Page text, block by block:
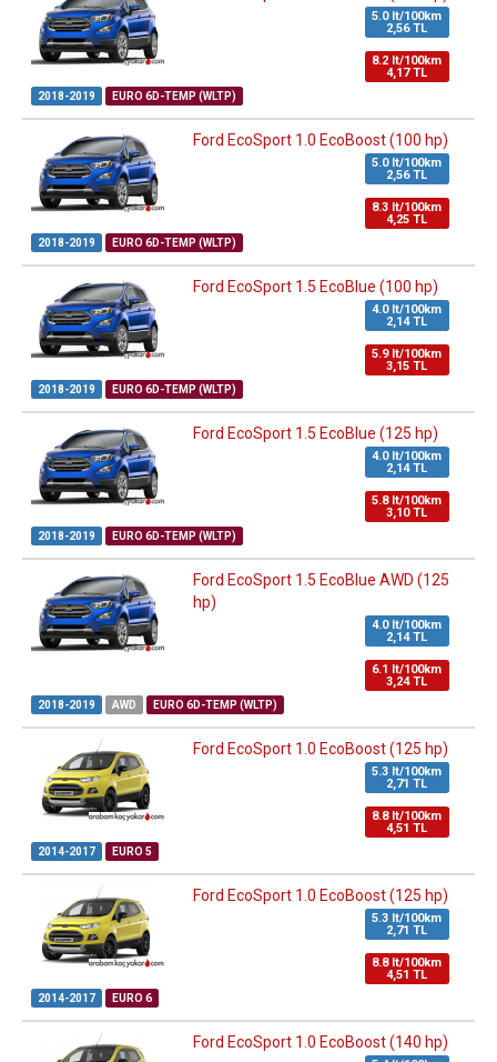
5.0 lt/100km
2,56 TL
8.2 lt/100km
4,17 TL
2018-2019 EURO 6D-TEMP (WLTP)
Ford EcoSport 1.0 EcoBoost (100 hp)
5.0 lt/100km
2,56 TL
8.3 lt/100km
4,25 TL
2018-2019 EURO 6D-TEMP (WLTP)
Ford EcoSport 1.5 EcoBlue (100 hp)
4.0 lt/100km
2,14 TL
5.9 lt/100km
3,15 TL
2018-2019 EURO 6D-TEMP (WLTP)
Ford EcoSport 1.5 EcoBlue (125 hp)
4.0 lt/100km
2,14 TL
5.8 lt/100km
3,10 TL
2018-2019 EURO 6D-TEMP (WLTP)
Ford EcoSport 1.5 EcoBlue AWD (125
hp)
4.0 lt/100km
2,14 TL
6.1 lt/100km
3,24 TL
2018-2019 AWD EURO 6D-TEMP (WLTP)
Ford EcoSport 1.0 EcoBoost (125 hp)
5.3 lt/100km
2,71 TL
8.8 lt/100km
4,51 TL
2014-2017 EURO 5
Ford EcoSport 1.0 EcoBoost (125 hp)
5.3 lt/100km
2,71 TL
8.8 lt/100km
4,51 TL
2014-2017 EURO 6
Ford EcoSport 1.0 EcoBoost (140 hp)